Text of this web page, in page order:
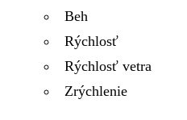
Beh
Rýchlosť
Rýchlosť vetra
Zrýchlenie